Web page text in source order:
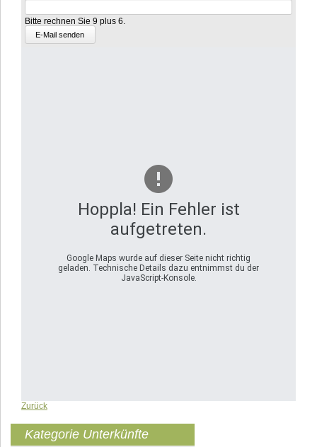
ist
die
Summe
aus
3
Bitte rechnen Sie 9 plus 6.
Hoppla! Ein Fehler ist
aufgetreten.
Google Maps wurde auf dieser Seite nicht richtig
geladen. Technische Details dazu entnimmst du der
JavaScript-Konsole.
Zurück
Kategorie Unterkünfte